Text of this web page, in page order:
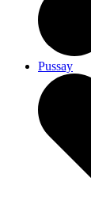
Pussay